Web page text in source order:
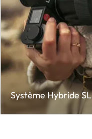
Système Hybride SL